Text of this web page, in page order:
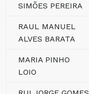
SIMÕES PEREIRA
RAUL MANUEL
ALVES BARATA
MARIA PINHO
LOIO